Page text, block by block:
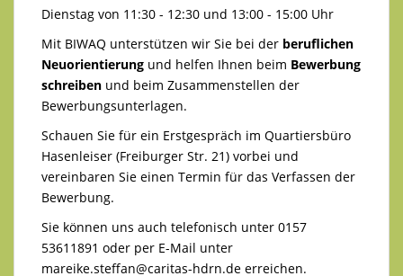
Dienstag von 11:30 - 12:30 und 13:00 - 15:00 Uhr
Mit BIWAQ unterstützen wir Sie bei der beruflichen
Neuorientierung und helfen Ihnen beim Bewerbung
schreiben und beim Zusammenstellen der
Bewerbungsunterlagen.
Schauen Sie für ein Erstgespräch im Quartiersbüro
Hasenleiser (Freiburger Str. 21) vorbei und
vereinbaren Sie einen Termin für das Verfassen der
Bewerbung.
Sie können uns auch telefonisch unter 0157
53611891 oder per E-Mail unter
mareike.steffan@caritas-hdrn.de erreichen.